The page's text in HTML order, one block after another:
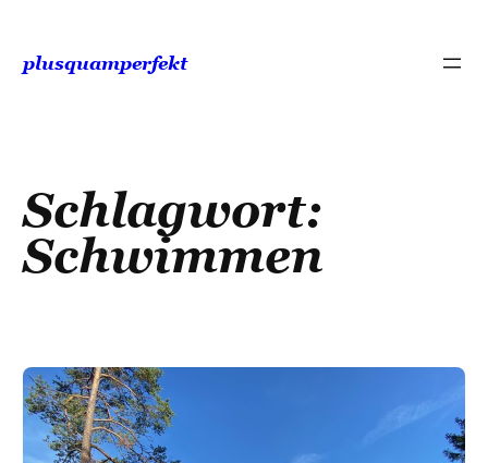
Inhalt
springen
plusquamperfekt
Schlagwort:
Schwimmen